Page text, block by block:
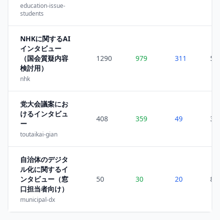
education-issue-
students
NHKに関するAI
インタビュー
（国会質疑内容
検討用）
nhk
1290 979 311
党大会議案にお
けるインタビュ
ー
toutaikai-gian
408 359 49
自治体のデジタ
ル化に関するイ
ンタビュー（窓
口担当者向け）
municipal-dx
50 30 20 83